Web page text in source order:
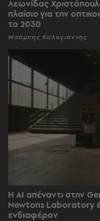
Λεωνίδας
πλαίσιο για την
το 2030
Μπάμπης Καλογιάννης
Η AI απέναντι στην
Newtons Laboratory
ενδιαφέρον